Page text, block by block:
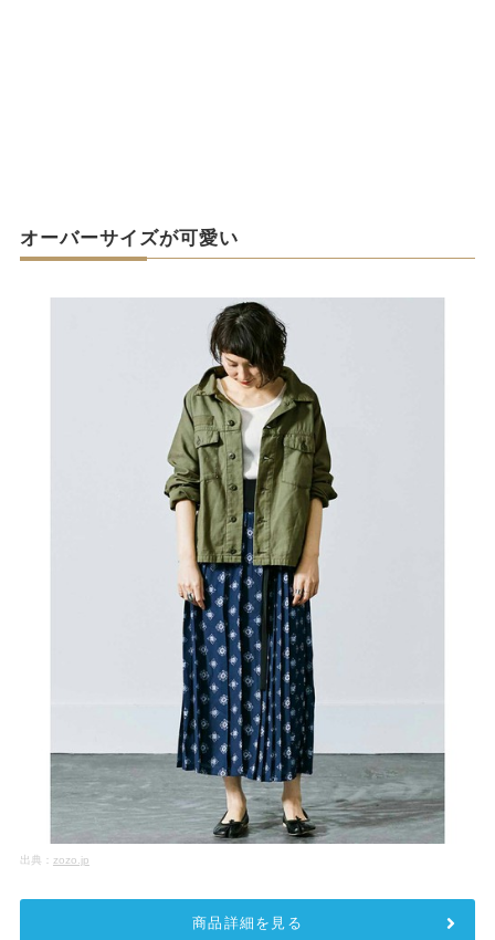
オーバーサイズが可愛い
出典： zozo.jp
商品詳細を見る